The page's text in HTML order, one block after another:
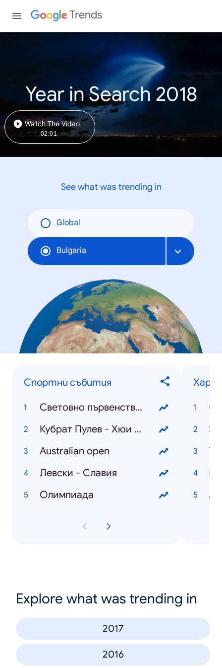
Trends
Year in Search 2018
Watch The Video
02:01
See what was trending in
Global
Bulgaria
Спортни събития
Световно първенство по футбол
Кубрат Пулев - Хюи Фюри
Australian open
Левски - Славия
Олимпиада
Explore what was trending in
2017
2016